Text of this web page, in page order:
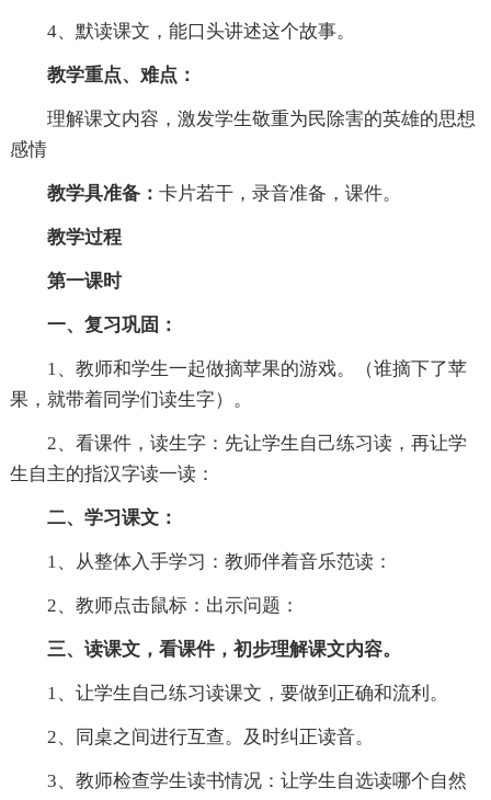
4、默读课文，能口头讲述这个故事。
教学重点、难点：
理解课文内容，激发学生敬重为民除害的英雄的思想
感情
教学具准备： 卡片若干，录音准备，课件。
教学过程
第一课时
一、复习巩固：
1、教师和学生一起做摘苹果的游戏。（谁摘下了苹
果，就带着同学们读生字）。
2、看课件，读生字：先让学生自己练习读，再让学
生自主的指汉字读一读：
二、学习课文：
1、从整体入手学习：教师伴着音乐范读：
2、教师点击鼠标：出示问题：
三、读课文，看课件，初步理解课文内容。
1、让学生自己练习读课文，要做到正确和流利。
2、同桌之间进行互查。及时纠正读音。
3、教师检查学生读书情况：让学生自选读哪个自然